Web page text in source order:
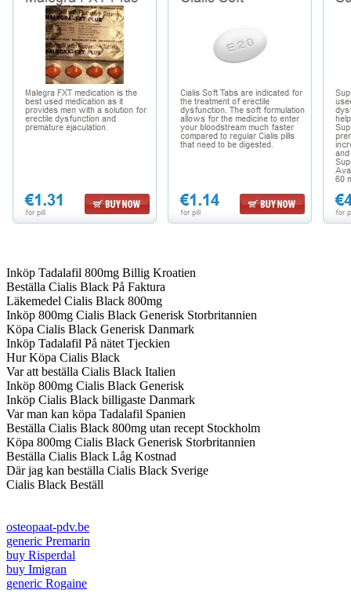
Inköp Tadalafil 800mg Billig Kroatien
Beställa Cialis Black På Faktura
Läkemedel Cialis Black 800mg
Inköp 800mg Cialis Black Generisk Storbritannien
Köpa Cialis Black Generisk Danmark
Inköp Tadalafil På nätet Tjeckien
Hur Köpa Cialis Black
Var att beställa Cialis Black Italien
Inköp 800mg Cialis Black Generisk
Inköp Cialis Black billigaste Danmark
Var man kan köpa Tadalafil Spanien
Beställa Cialis Black 800mg utan recept Stockholm
Köpa 800mg Cialis Black Generisk Storbritannien
Beställa Cialis Black Låg Kostnad
Där jag kan beställa Cialis Black Sverige
Cialis Black Beställ
osteopaat-pdv.be
generic Premarin
buy Risperdal
buy Imigran
generic Rogaine